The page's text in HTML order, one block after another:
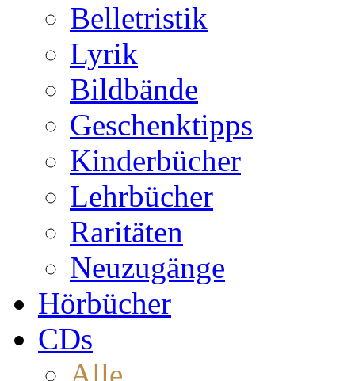
Belletristik
Lyrik
Bildbände
Geschenktipps
Kinderbücher
Lehrbücher
Raritäten
Neuzugänge
Hörbücher
CDs